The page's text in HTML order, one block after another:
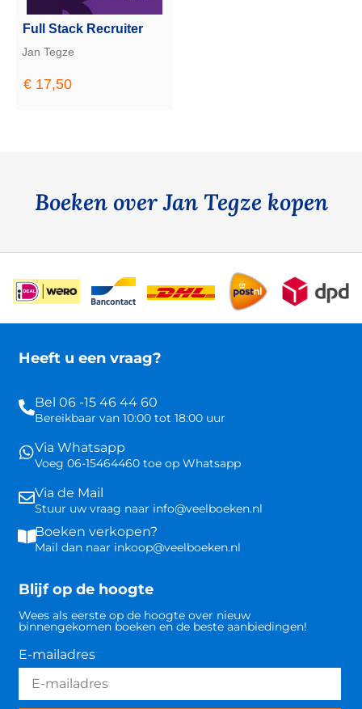
Full Stack Recruiter
Jan Tegze
€ 17,50
Boeken over Jan Tegze kopen
Heeft u een vraag?
Bel 06 -15 46 44 60
Bereikbaar van 10:00 tot 18:00 uur
Via Whatsapp
Voeg 06-15464460 toe op Whatsapp
Via de Mail
Stuur uw vraag naar info@veelboeken.nl
Boeken verkopen?
Mail dan naar inkoop@veelboeken.nl
Blijf op de hoogte
Wees als eerste op de hoogte over nieuw
binnengekomen boeken en de beste aanbiedingen!
E-mailadres